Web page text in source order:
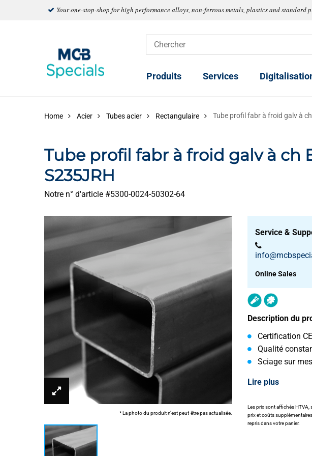
Your one-stop-shop for high performance alloys, non-ferrous metals, plastics and standard
Produits Services
Home Acier Tubes acier Rectangulaire Tube profil fabr à froid galv à
Tube profil fabr à froid galv à ch
S235JRH
Notre n° d'article #5300-0024-50302-64
* La photo du produit n'est peut-être pas actualisée.
Service &
Online Sales
Description du
Certification
Qualité
Sciage sur
Lire plus
Les prix sont affichés HTVA,
prix et coûts
repris dans votre panier.